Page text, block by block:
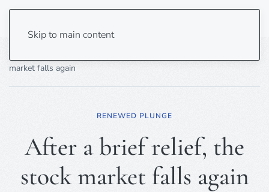
Skip to main content
market falls again
RENEWED PLUNGE
After a brief relief, the
stock market falls again